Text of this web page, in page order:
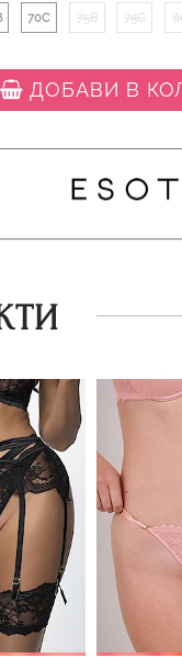
70C 75B 75C
ДОБАВИ В